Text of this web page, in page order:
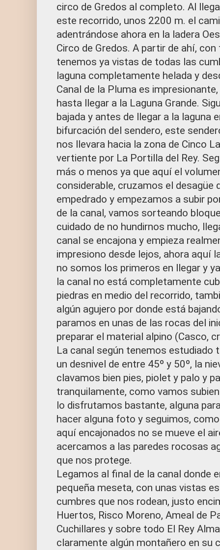
circo de Gredos al completo. Al
este recorrido, unos 2200 m. el
adentrándose ahora en la ladera
Circo de Gredos. A partir de ahí,
tenemos ya vistas de todas las
laguna completamente helada y
Canal de la Pluma es
hasta llegar a la Laguna Grande.
bajada y antes de llegar a la laguna
bifurcación del sendero, este
nos llevara hacia la zona de Cinco
vertiente por La Portilla del Rey.
más o menos ya que aquí el
considerable, cruzamos el desagüe
empedrado y empezamos a subir
de la canal, vamos sorteando
cuidado de no hundirnos mucho,
canal se encajona y empieza
impresiono desde lejos, ahora aquí
no somos los primeros en llegar y
la canal no está completamente
piedras en medio del recorrido,
algún agujero por donde está
paramos en unas de las rocas del
preparar el material alpino (Casco,
La canal según tenemos estudiado
un desnivel de entre 45º y 50º, la
clavamos bien pies, piolet y palo y
tranquilamente, como vamos
lo disfrutamos bastante, alguna
hacer alguna foto y seguimos,
aquí encajonados no se mueve el
acercamos a las paredes rocosas
que nos protege.
Legamos al final de la canal donde
pequeña meseta, con unas vistas
cumbres que nos rodean, justo
Huertos, Risco Moreno, Ameal de
Cuchillares y sobre todo El Rey
claramente algún montañero en su